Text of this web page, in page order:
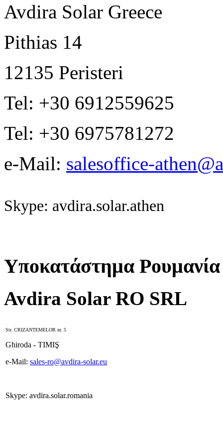
Avdira Solar Greece
Pithias 14
12135 Peristeri
Tel: +30 6912559625
Tel: +30 6975781272
e-Mail: salesoffice-
Skype: avdira.solar.athen
Υποκατάστημα Ρουμανία
Avdira Solar RO SRL
Str. CRIZANTEMELOR nr. 5
Ghiroda - TIMIŞ
e-Mail: sales-ro@avdira-solar.eu
Skype: avdira.solar.romania